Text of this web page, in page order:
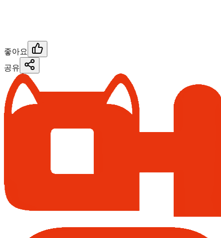
좋아요
공유